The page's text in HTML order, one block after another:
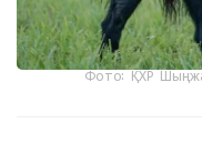
Фото: ҚХР